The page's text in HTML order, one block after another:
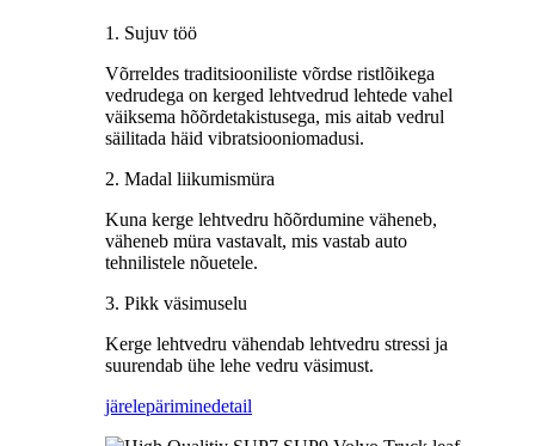
1. Sujuv töö
Võrreldes traditsiooniliste võrdse ristlõikega
vedrudega on kerged lehtvedrud lehtede vahel
väiksema hõõrdetakistusega, mis aitab vedrul
säilitada häid vibratsiooniomadusi.
2. Madal liikumismüra
Kuna kerge lehtvedru hõõrdumine väheneb,
väheneb müra vastavalt, mis vastab auto
tehnilistele nõuetele.
3. Pikk väsimuselu
Kerge lehtvedru vähendab lehtvedru stressi ja
suurendab ühe lehe vedru väsimust.
järelepäriminedetail